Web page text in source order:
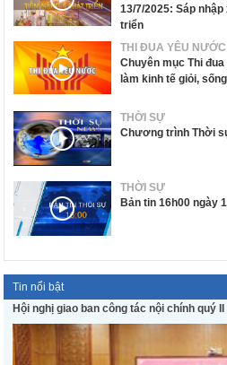
13/7/2025: Sáp
triển
THI ĐUA YÊU NƯỚC
Chuyên mục Thi
làm kinh tế giỏi,
THỜI SỰ
Chương trình Thời
THỜI SỰ
Bản tin 16h00 ngày
Tin nổi bật
Hội nghị giao ban công tác nội chính quý II